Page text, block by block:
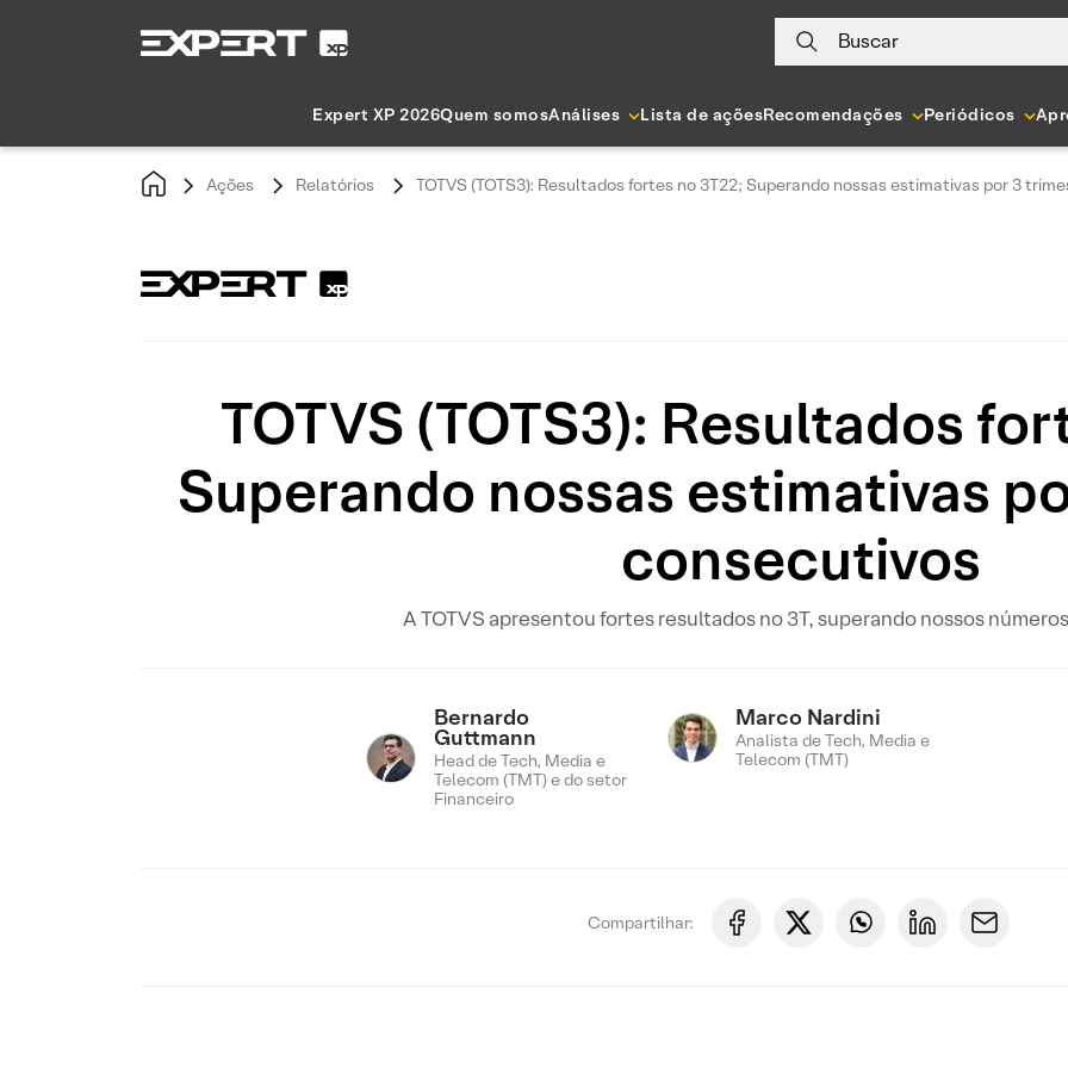
Buscar
Expert XP 2026Quem somosAnálises Lista de açõesRecomendações Periódicos
Ações Relatórios TOTVS (TOTS3): Resultados fortes no 3T22; Superando nossas estimativas por 3
TOTVS (TOTS3): Resultados
Superando nossas estimativas
consecutivos
A TOTVS apresentou fortes resultados no 3T, superando nossos
Bernardo
Guttmann
Head de Tech, Media e
Telecom (TMT) e do setor
Financeiro
Marco Nardini
Analista de Tech, Media e
Telecom (TMT)
Compartilhar: